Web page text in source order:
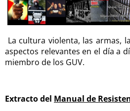
La cultura violenta, las armas,
aspectos relevantes en el día a
miembro de los GUV.
Extracto del Manual de